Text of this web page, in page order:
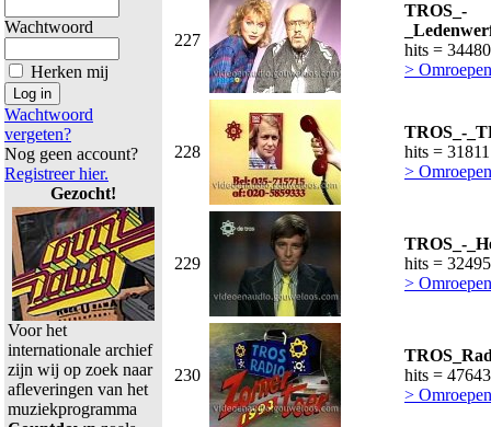
Wachtwoord
Herken mij
Wachtwoord
vergeten?
Nog geen account?
Registreer hier.
Gezocht!
Voor het
internationale archief
zijn wij op zoek naar
afleveringen van het
muziekprogramma
227
TROS_-
hits = 34480
>
228
TROS_-
hits = 31811
>
229
TROS_-
hits = 32495
>
230
hits = 47643
>